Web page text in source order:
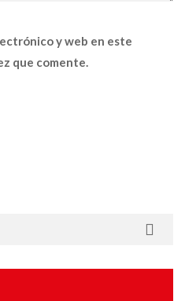
y web en este
que comente.